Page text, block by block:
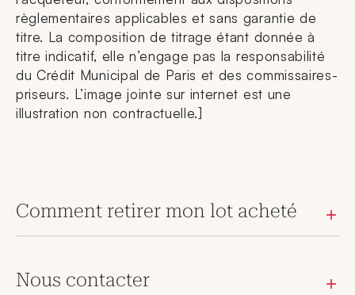
règlementaires applicables et sans garantie de
titre. La composition de titrage étant donnée à
titre indicatif, elle n’engage pas la responsabilité
du Crédit Municipal de Paris et des commissaires-
priseurs. L’image jointe sur internet est une
illustration non contractuelle.]
Comment retirer mon lot acheté
Nous contacter